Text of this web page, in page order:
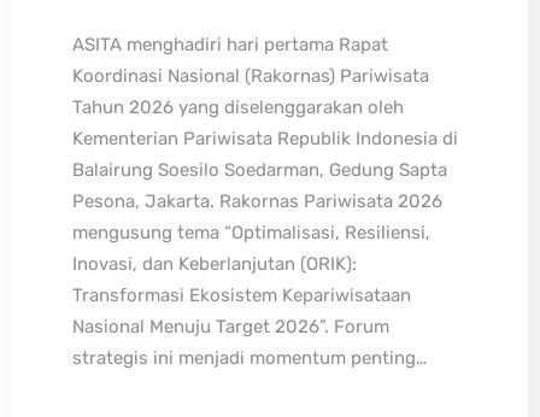
ASITA menghadiri hari pertama Rapat
Koordinasi Nasional (Rakornas) Pariwisata
Tahun 2026 yang diselenggarakan oleh
Kementerian Pariwisata Republik Indonesia di
Balairung Soesilo Soedarman, Gedung Sapta
Pesona, Jakarta. Rakornas Pariwisata 2026
mengusung tema “Optimalisasi, Resiliensi,
Inovasi, dan Keberlanjutan (ORIK):
Transformasi Ekosistem Kepariwisataan
Nasional Menuju Target 2026”. Forum
strategis ini menjadi momentum penting…